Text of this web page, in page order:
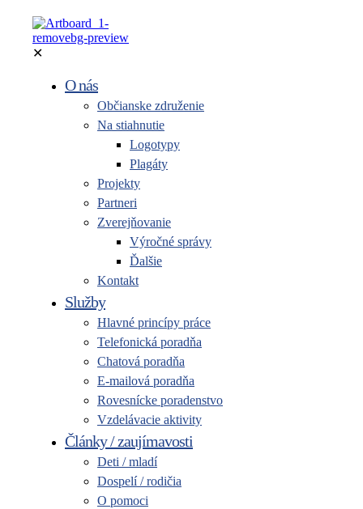
✕
O nás
Občianske združenie
Na stiahnutie
Logotypy
Plagáty
Projekty
Partneri
Zverejňovanie
Výročné správy
Ďalšie
Kontakt
Služby
Hlavné princípy práce
Telefonická poradňa
Chatová poradňa
E-mailová poradňa
Rovesnícke poradenstvo
Vzdelávacie aktivity
Články / zaujímavosti
Deti / mladí
Dospelí / rodičia
O pomoci